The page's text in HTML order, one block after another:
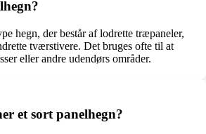
hegn, der består af lodrette træpaneler,
tværstivere. Det bruges ofte til at
eller andre udendørs områder.
et sort panelhegn?